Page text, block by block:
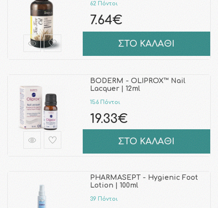
62 Πόντοι
7.64€
ΣΤΟ ΚΑΛΑΘΙ
BODERM - OLIPROX™ Nail
Lacquer | 12ml
156 Πόντοι
19.33€
ΣΤΟ ΚΑΛΑΘΙ
PHARMASEPT - Hygienic Foot
Lotion | 100ml
39 Πόντοι